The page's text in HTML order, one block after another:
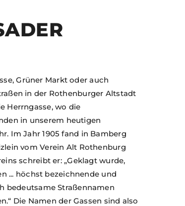
Grüner Markt oder auch
in der Rothenburger Altstadt
Herrngasse, wo die
in unserem heutigen
Im Jahr 1905 fand in Bamberg
vom Verein Alt Rothenburg
schreibt er: „Geklagt wurde,
... höchst bezeichnende und
bedeutsame Straßennamen
Die Namen der Gassen sind also